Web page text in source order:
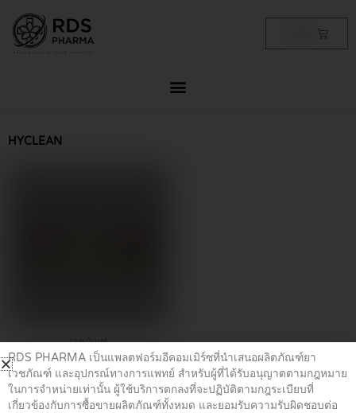
content
Cart
HYCLEAN
เวชภัณฑ์
HYCLEAN ไฮคลีน ทิชชู่เปียก กลิ่น
พีช anti-bacterial 50+6 sheets
190.00
RDS PHARMA เป็นแพลตฟอร์มอีคอมเมิร์ซที่นำเสนอผลิตภัณฑ์ยา
เวชภัณฑ์ และอุปกรณ์ทางการแพทย์ สำหรับผู้ที่ได้รับอนุญาตตามกฎหมาย
ในการจำหน่ายเท่านั้น ผู้ใช้บริการตกลงที่จะปฏิบัติตามกฎระเบียบที่
เกี่ยวข้องกับการซื้อขายผลิตภัณฑ์ทั้งหมด และยอมรับความรับผิดชอบต่อ